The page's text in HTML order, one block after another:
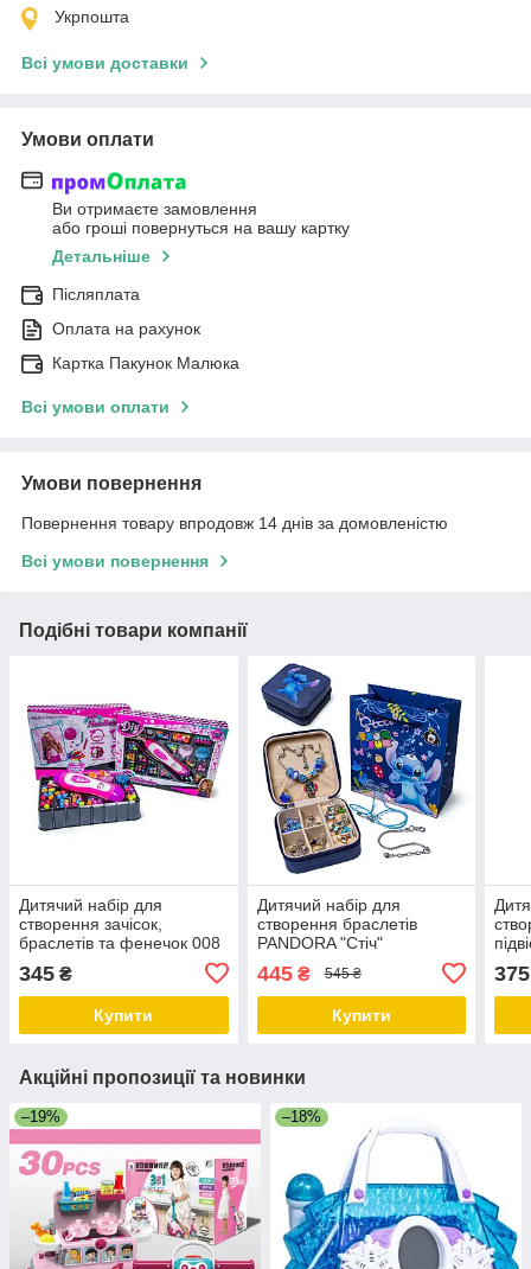
Укрпошта
Всі умови доставки
Умови оплати
Ви отримаєте замовлення
або гроші повернуться на вашу картку
Детальніше
Післяплата
Оплата на рахунок
Картка Пакунок Малюка
Всі умови оплати
Умови повернення
Повернення товару впродовж 14 днів за домовленістю
Всі умови повернення
Подібні товари компанії
Дитячий набір для
створення зачісок,
браслетів та фенечок 008
345 ₴
Купити
Дитячий набір для
створення браслетів
PANDORA "Стіч"
445₴ 545 ₴
Купити
375
Акційні пропозиції та новинки
–19% –18%